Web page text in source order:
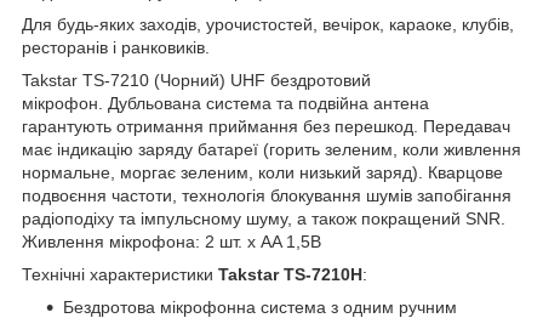
Для будь-яких заходів, урочистостей, вечірок, караоке, клубів,
ресторанів і ранковиків.
Takstar TS-7210 (Чорний) UHF бездротовий
мікрофон. Дубльована система та подвійна антена
гарантують отримання приймання без перешкод. Передавач
має індикацію заряду батареї (горить зеленим, коли живлення
нормальне, моргає зеленим, коли низький заряд). Кварцове
подвоєння частоти, технологія блокування шумів запобігання
радіоподіху та імпульсному шуму, а також покращений SNR.
Живлення мікрофона: 2 шт. х AA 1,5В
Технічні характеристики Takstar TS-7210H:
Бездротова мікрофонна система з одним ручним